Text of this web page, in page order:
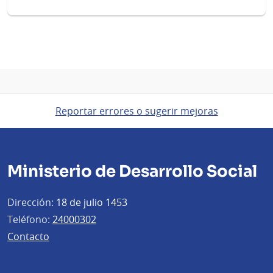
Reportar errores o sugerir mejoras
Ministerio de Desarrollo Social
Dirección: 18 de julio 1453
Teléfono: 24000302
Contacto